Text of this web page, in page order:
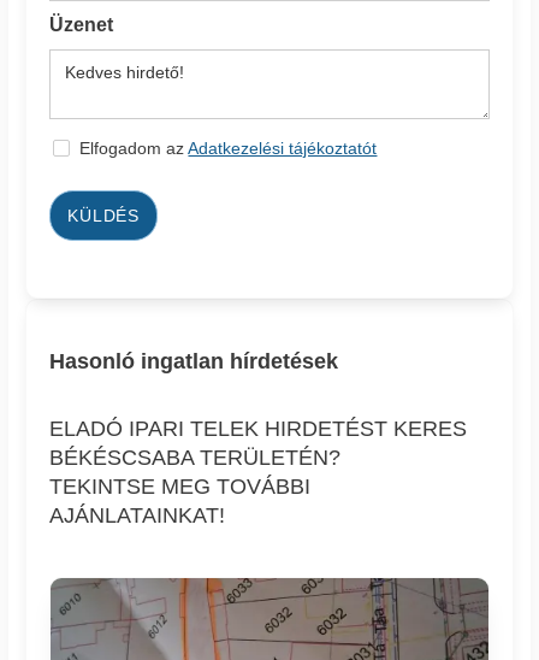
Üzenet
Elfogadom azAdatkezelési tájékoztatót
KÜLDÉS
Hasonló ingatlan hírdetések
ELADÓ IPARI TELEK HIRDETÉST KERES
BÉKÉSCSABA TERÜLETÉN?
TEKINTSE MEG TOVÁBBI
AJÁNLATAINKAT!